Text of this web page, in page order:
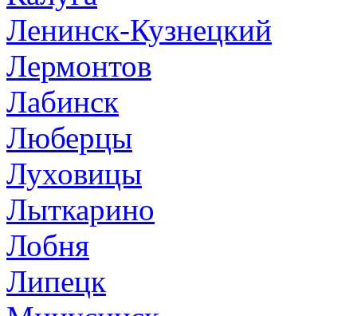
Ленинск-Кузнецкий
Лермонтов
Лабинск
Люберцы
Луховицы
Лыткарино
Лобня
Липецк